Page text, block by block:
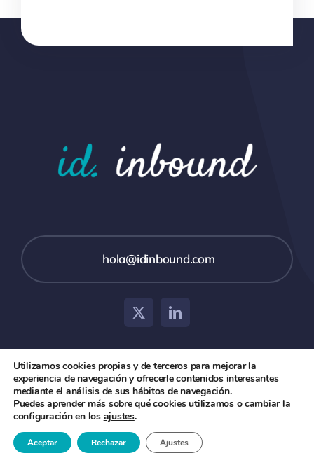
hola@idinbound.com
© 2026 id inbound •Aviso Legal•Política de Privacidad
y Cookies
Utilizamos cookies propias y de terceros para mejorar la
experiencia de navegación y ofrecerle contenidos interesantes
mediante el análisis de sus hábitos de navegación.
Puedes aprender más sobre qué cookies utilizamos o cambiar la
configuración en los ajustes.
Aceptar Rechazar Ajustes